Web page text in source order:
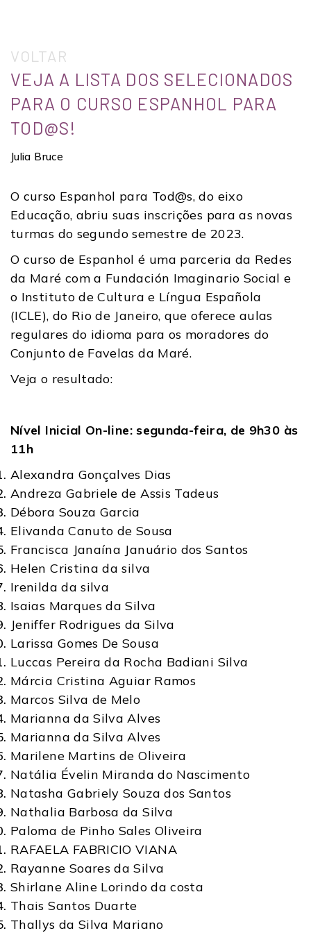
VOLTAR
VEJA A LISTA DOS SELECIONADOS
PARA O CURSO ESPANHOL PARA
TOD@S!
Julia Bruce
O curso Espanhol para Tod@s, do eixo
Educação, abriu suas inscrições para as novas
turmas do segundo semestre de 2023.
O curso de Espanhol é uma parceria da Redes
da Maré com a Fundación Imaginario Social e
o Instituto de Cultura e Língua Española
(ICLE), do Rio de Janeiro, que oferece aulas
regulares do idioma para os moradores do
Conjunto de Favelas da Maré.
Veja o resultado:
Nível Inicial On-line: segunda-feira, de 9h30 às
11h
Alexandra Gonçalves Dias
Andreza Gabriele de Assis Tadeus
Débora Souza Garcia
Elivanda Canuto de Sousa
Francisca Janaína Januário dos Santos
Helen Cristina da silva
Irenilda da silva
Isaias Marques da Silva
Jeniffer Rodrigues da Silva
Larissa Gomes De Sousa
Luccas Pereira da Rocha Badiani Silva
Márcia Cristina Aguiar Ramos
Marcos Silva de Melo
Marianna da Silva Alves
Marianna da Silva Alves
Marilene Martins de Oliveira
Natália Évelin Miranda do Nascimento
Natasha Gabriely Souza dos Santos
Nathalia Barbosa da Silva
Paloma de Pinho Sales Oliveira
RAFAELA FABRICIO VIANA
Rayanne Soares da Silva
Shirlane Aline Lorindo da costa
Thais Santos Duarte
Thallys da Silva Mariano